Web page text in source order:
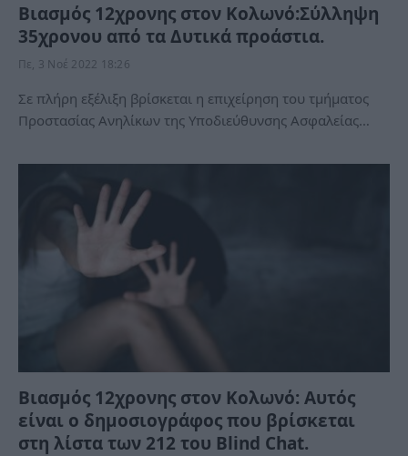
Βιασμός 12χρονης στον Κολωνό:Σύλληψη
35χρονου από τα Δυτικά προάστια.
Πε, 3 Νοέ 2022 18:26
Σε πλήρη εξέλιξη βρίσκεται η επιχείρηση του τμήματος
Προστασίας Ανηλίκων της Υποδιεύθυνσης Ασφαλείας…
Βιασμός 12χρονης στον Κολωνό: Αυτός
είναι ο δημοσιογράφος που βρίσκεται
στη λίστα των 212 του Blind Chat.